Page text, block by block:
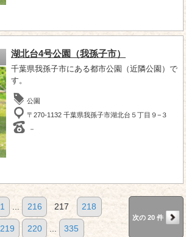
湖北台4号公園（我孫子市）
千葉県我孫子市にある都市公園（近隣公園）で
す。
公園
〒270-1132 千葉県我孫子市湖北台５丁目９−３
－
1 216 217 218
219 220 335
次の 20 件